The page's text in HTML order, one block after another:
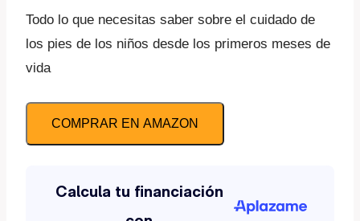
Todo lo que necesitas saber sobre el cuidado de
los pies de los niños desde los primeros meses de
vida
COMPRAR EN AMAZON